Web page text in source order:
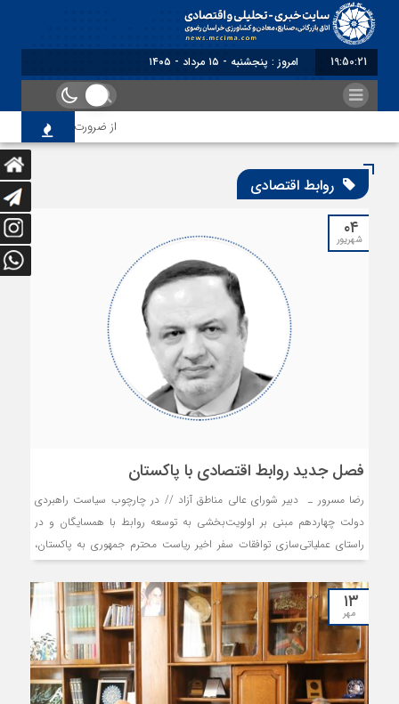
19:50:21 امروز : پنجشنبه - ۱۵ مرداد - ۱۴۰۵
از ضرورت اصلاح رویه‌های
روابط اقتصادی
۰۴
شهریور
فصل جدید روابط اقتصادی با پاکستان
رضا مسرور ـ دبیر شورای عالی مناطق آزاد // در چارچوب سیاست راهبردی
دولت چهاردهم مبنی بر اولویت‌بخشی به توسعه روابط با همسایگان و در
راستای عملیاتی‌سازی توافقات سفر اخیر ریاست محترم جمهوری به پاکستان،
۱۳
مهر